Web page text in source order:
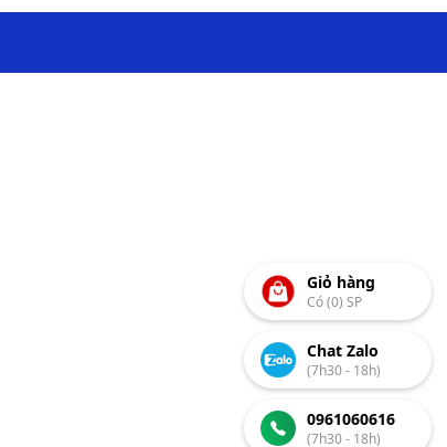
Giỏ hàng
Có (0) SP
Chat Zalo
(7h30 - 18h)
0961060616
(7h30 - 18h)